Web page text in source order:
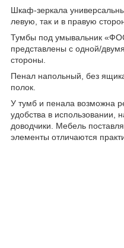
Шкаф-зеркала
левую, так и в правую
Тумбы под умывальник
представлены с одной/
стороны.
Пенал напольный, без
полок.
У тумб и пенала возможна
удобства в использовании,
доводчики. Мебель
элементы отличаются